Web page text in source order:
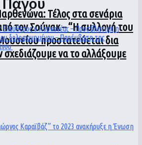
Τέλος στα σενάρια
τον Σούνακ – “Η συλλογή του
προστατεύεται δια
σχεδιάζουμε να το αλλάξουμε